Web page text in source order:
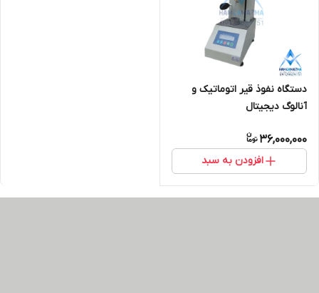
دستگاه نفوذ قیر اتوماتیک و
آنالوگ دیجیتال
36,000,000
افزودن به سبد